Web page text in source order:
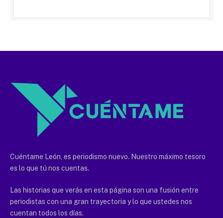
Cuéntame León, es periodismo nuevo. Nuestro máximo tesoro
es lo que tú nos cuentas.
Las historias que verás en esta página son una fusión entre
periodistas con una gran trayectoria y lo que ustedes nos
cuentan todos los días.